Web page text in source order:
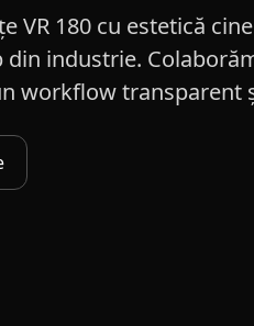
VR 180 cu estetică
industrie.
workflow transparent